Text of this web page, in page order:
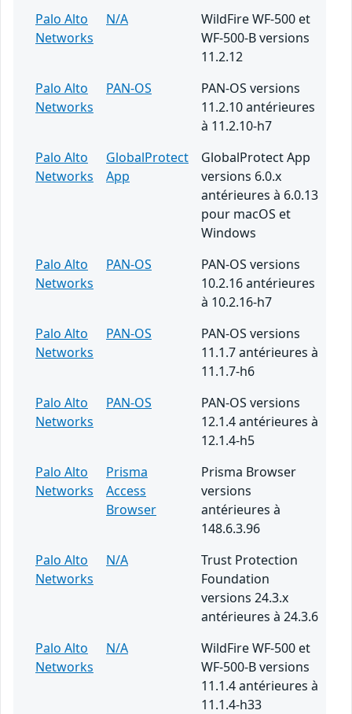
Palo Alto
Networks
N/A
WildFire WF-500 et
WF-500-B versions
11.2.12
Palo Alto
Networks
PAN-OS
PAN-OS versions
11.2.10 antérieures
à 11.2.10-h7
Palo Alto
Networks
GlobalProtect
App
GlobalProtect App
versions 6.0.x
antérieures à 6.0.13
pour macOS et
Windows
Palo Alto
Networks
PAN-OS
PAN-OS versions
10.2.16 antérieures
à 10.2.16-h7
Palo Alto
Networks
PAN-OS
PAN-OS versions
11.1.7 antérieures à
11.1.7-h6
Palo Alto
Networks
PAN-OS
PAN-OS versions
12.1.4 antérieures à
12.1.4-h5
Palo Alto
Networks
Prisma
Access
Browser
Prisma Browser
versions
antérieures à
148.6.3.96
Palo Alto
Networks
N/A
Trust Protection
Foundation
versions 24.3.x
antérieures à 24.3.6
Palo Alto
Networks
N/A
WildFire WF-500 et
WF-500-B versions
11.1.4 antérieures à
11.1.4-h33